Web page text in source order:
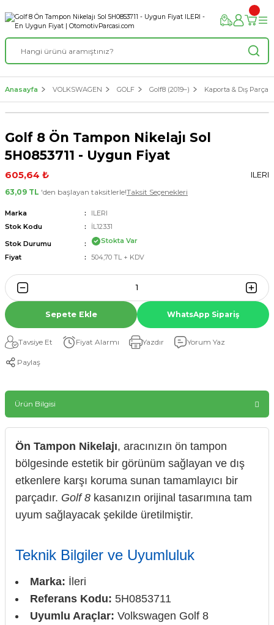
Anasayfa VOLKSWAGEN GOLF Golf8 (2019–) Kaporta & Dış
Golf 8 Ön Tampon Nikelajı Sol
5H0853711 - Uygun Fiyat
605,64 ₺
ILERI
63,09 TL 'den başlayan taksitlerle!Taksit Seçenekleri
Marka
ILERI
Stok Kodu
İL12331
Stok Durumu
Stokta Var
Fiyat
504,70 TL + KDV
Sepete Ekle WhatsApp Sipariş
Tavsiye Et Fiyat Alarmı Yazdır Yorum Yaz
Paylaş
Ürün Bilgisi
Ön Tampon Nikelajı, aracınızın ön tampon
bölgesinde estetik bir görünüm sağlayan ve dış
etkenlere karşı koruma sunan tamamlayıcı bir
parçadır. Golf 8 kasanızın orijinal tasarımına tam
uyum sağlayacak şekilde üretilmiştir.
Teknik Bilgiler ve Uyumluluk
Marka: İleri
Referans Kodu: 5H0853711
Uyumlu Araçlar: Volkswagen Golf 8